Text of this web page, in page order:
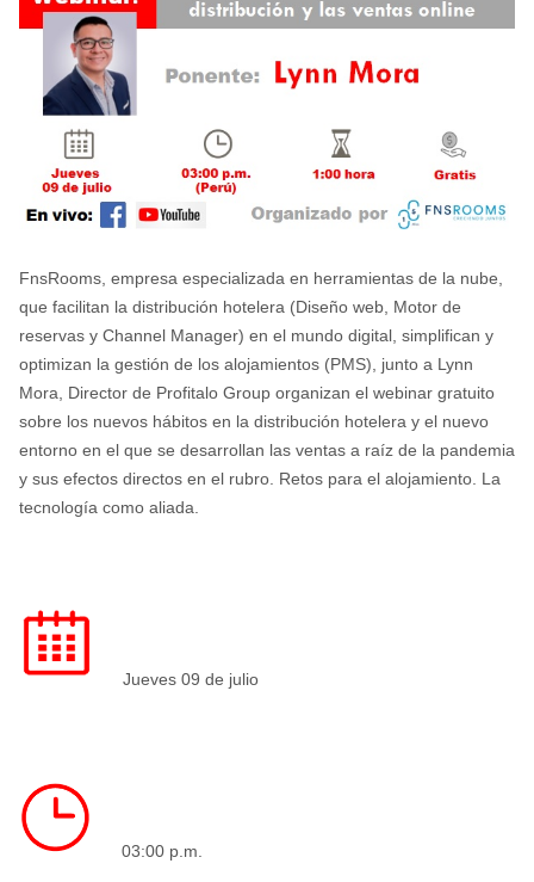
FnsRooms, empresa especializada en herramientas de la nube,
que facilitan la distribución hotelera (Diseño web, Motor de
reservas y Channel Manager) en el mundo digital, simplifican y
optimizan la gestión de los alojamientos (PMS), junto a Lynn
Mora, Director de Profitalo Group organizan el webinar gratuito
sobre los nuevos hábitos en la distribución hotelera y el nuevo
entorno en el que se desarrollan las ventas a raíz de la pandemia
y sus efectos directos en el rubro. Retos para el alojamiento. La
tecnología como aliada.
Jueves 09 de julio
03:00 p.m.